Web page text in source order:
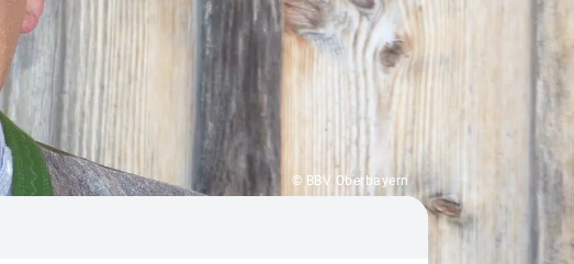
© BBV Oberbayern